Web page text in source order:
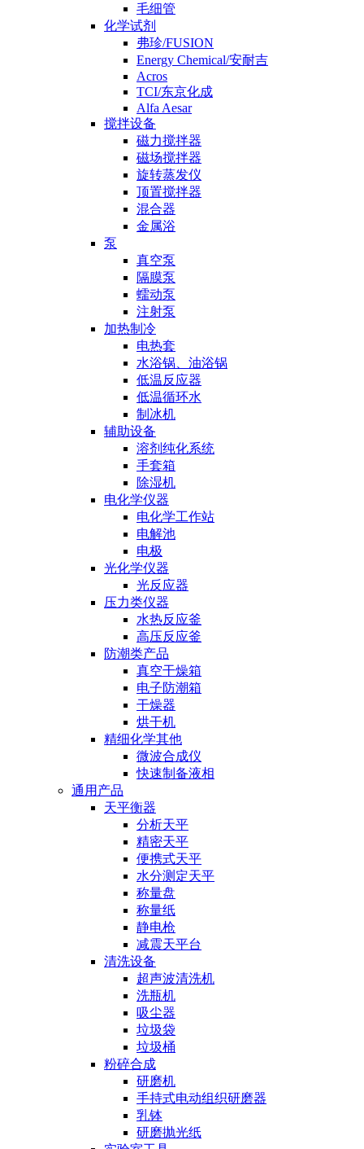
毛细管
化学试剂
弗珍/FUSION
Energy Chemical/安耐吉
Acros
TCI/东京化成
Alfa Aesar
搅拌设备
磁力搅拌器
磁场搅拌器
旋转蒸发仪
顶置搅拌器
混合器
金属浴
泵
真空泵
隔膜泵
蠕动泵
注射泵
加热制冷
电热套
水浴锅、油浴锅
低温反应器
低温循环水
制冰机
辅助设备
溶剂纯化系统
手套箱
除湿机
电化学仪器
电化学工作站
电解池
电极
光化学仪器
光反应器
压力类仪器
水热反应釜
高压反应釜
防潮类产品
真空干燥箱
电子防潮箱
干燥器
烘干机
精细化学其他
微波合成仪
快速制备液相
通用产品
天平衡器
分析天平
精密天平
便携式天平
水分测定天平
称量盘
称量纸
静电枪
减震天平台
清洗设备
超声波清洗机
洗瓶机
吸尘器
垃圾袋
垃圾桶
粉碎合成
研磨机
手持式电动组织研磨器
乳钵
研磨抛光纸